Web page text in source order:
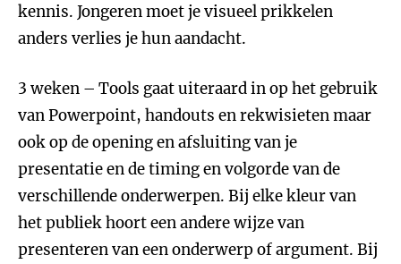
kennis. Jongeren moet je visueel prikkelen
anders verlies je hun aandacht.
3 weken – Tools gaat uiteraard in op het gebruik
van Powerpoint, handouts en rekwisieten maar
ook op de opening en afsluiting van je
presentatie en de timing en volgorde van de
verschillende onderwerpen. Bij elke kleur van
het publiek hoort een andere wijze van
presenteren van een onderwerp of argument. Bij